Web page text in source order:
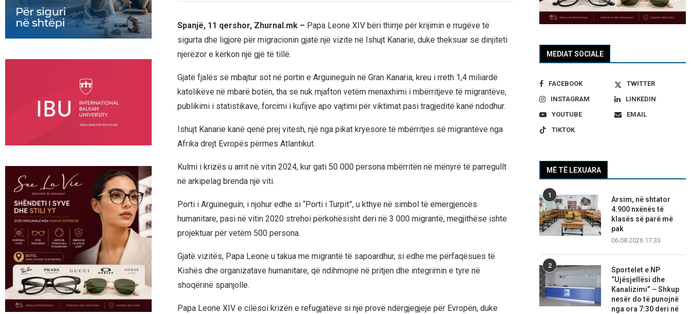
Spanjë, 11 qershor, Zhurnal.mk – Papa Leone XIV bëri thirrje për krijimin e rrugëve të
sigurta dhe ligjore për migracionin gjatë një vizite në Ishujt Kanarie, duke theksuar se dinjiteti
njerëzor e kërkon një gjë të tillë.
Gjatë fjalës së mbajtur sot në portin e Arguineguín në Gran Kanaria, kreu i rreth 1,4 miliardë
katolikëve në mbarë botën, tha se nuk mjafton vetëm menaxhimi i mbërritjeve të migrantëve,
publikimi i statistikave, forcimi i kufijve apo vajtimi për viktimat pasi tragjeditë kanë ndodhur.
Ishujt Kanarie kanë qenë prej vitesh, një nga pikat kryesore të mbërritjes së migrantëve nga
Afrika drejt Evropës përmes Atlantikut.
Kulmi i krizës u arrit në vitin 2024, kur gati 50 000 persona mbërritën në mënyrë të parregullt
në arkipelag brenda një viti.
Porti i Arguineguín, i njohur edhe si “Porti i Turpit”, u kthye në simbol të emergjencës
humanitare, pasi në vitin 2020 strehoi përkohësisht deri në 3 000 migrantë, megjithëse ishte
projektuar për vetëm 500 persona.
Gjatë vizitës, Papa Leone u takua me migrantë të sapoardhur, si edhe me përfaqësues të
Kishës dhe organizatave humanitare, që ndihmojnë në pritjen dhe integrimin e tyre në
shoqërinë spanjolle.
Papa Leone XIV e cilësoi krizën e refugjatëve si një provë ndërgjegjeje për Evropën, duke
MEDIAT SOCIALE
FACEBOOK
TWITTER
INSTAGRAM
LINKEDIN
YOUTUBE
EMAIL
TIKTOK
MË TË LEXUARA
1
Arsim, në shtator
4.900 nxënës të
klasës së parë më
pak
06.08.2026 17:33
2
Sportelet e NP
“Ujësjellësi dhe
Kanalizimi” – Shkup
nesër do të punojnë
nga ora 7:30 deri në